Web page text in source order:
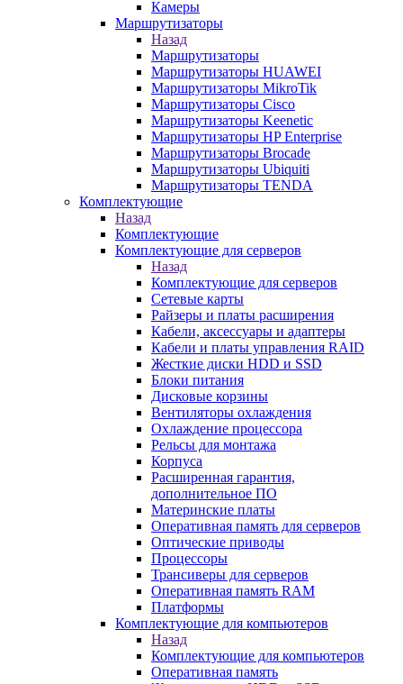
Камеры
Маршрутизаторы
Назад
Маршрутизаторы
Маршрутизаторы HUAWEI
Маршрутизаторы MikroTik
Маршрутизаторы Cisco
Маршрутизаторы Keenetic
Маршрутизаторы HP Enterprise
Маршрутизаторы Brocade
Маршрутизаторы Ubiquiti
Маршрутизаторы TENDA
Комплектующие
Назад
Комплектующие
Комплектующие для серверов
Назад
Комплектующие для серверов
Сетевые карты
Райзеры и платы расширения
Кабели, аксессуары и адаптеры
Кабели и платы управления RAID
Жесткие диски HDD и SSD
Блоки питания
Дисковые корзины
Вентиляторы охлаждения
Охлаждение процессора
Рельсы для монтажа
Корпуса
Расширенная гарантия,
дополнительное ПО
Материнские платы
Оперативная память для серверов
Оптические приводы
Процессоры
Трансиверы для серверов
Оперативная память RAM
Платформы
Комплектующие для компьютеров
Назад
Комплектующие для компьютеров
Оперативная память